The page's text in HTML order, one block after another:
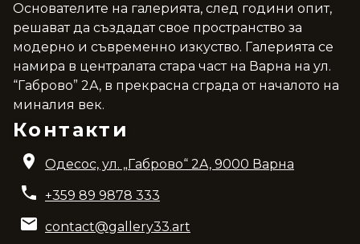
Основателите на галерията, след години опит,
решават да създадат свое пространство за
модерно и съвременно изкуство. Галерията се
намира в централата стара част на Варна на ул.
“Габрово” 2А, в прекрасна сграда от началото на
миналия век.
Контакти
Одесос, ул. „Габрово“ 2A, 9000 Варна
+359 89 9878 333
contact@gallery33.art